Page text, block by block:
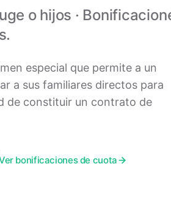
o hijos ·
especial que permite a un
a sus familiares directos para
de constituir un contrato de
bonificaciones de cuota